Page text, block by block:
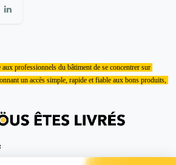
professionnels du bâtiment de se concentrer sur
un accès simple, rapide et fiable aux bons produits,